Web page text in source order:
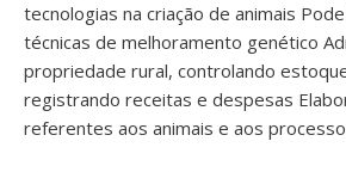
tecnologias na criação de animais
técnicas de melhoramento genético
propriedade rural, controlando
registrando receitas e despesas
referentes aos animais e aos